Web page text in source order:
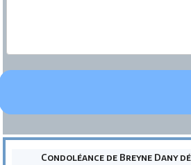
Condoléance de Breyne Dany